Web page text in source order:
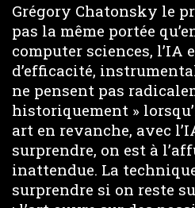
Grégory Chatonsky le
pas la même portée
computer sciences, l’IA
d’efficacité,
ne pensent pas
historiquement »
art en revanche, avec
surprendre, on est à
inattendue. La
surprendre si on reste